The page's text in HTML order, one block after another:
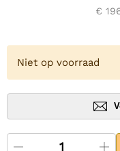
€
Niet op voorraad